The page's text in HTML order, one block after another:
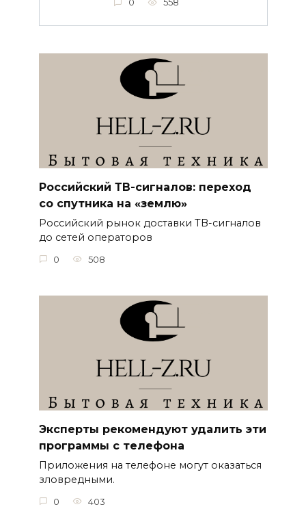
0 558
Российский ТВ-сигналов: переход
со спутника на «землю»
Российский рынок доставки ТВ-сигналов
до сетей операторов
0 508
Эксперты рекомендуют удалить эти
программы с телефона
Приложения на телефоне могут оказаться
зловредными.
0 403